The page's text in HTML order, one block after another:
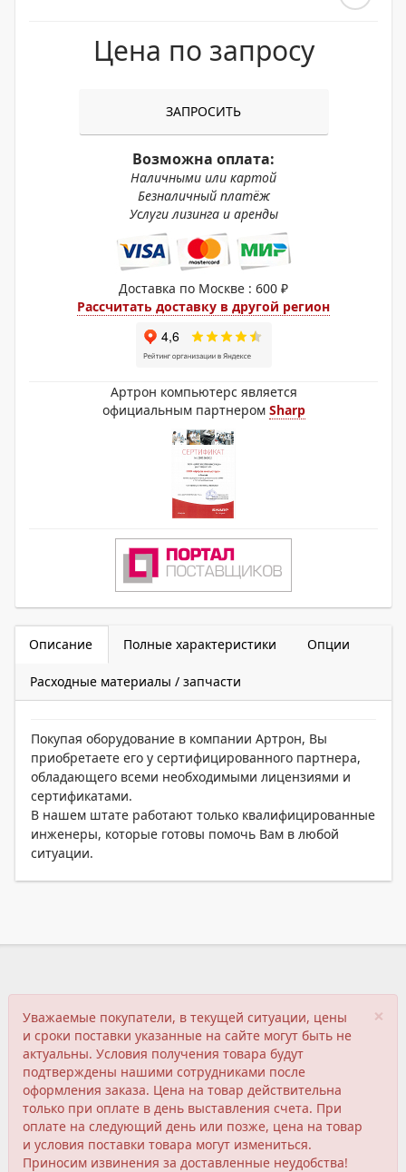
Цена по запросу
ЗАПРОСИТЬ
Возможна оплата:
Наличными или картой
Безналичный платёж
Услуги лизинга и аренды
Доставка по Москве : 600 ₽
Рассчитать доставку в другой регион
Артрон компьютерс является
официальным партнером Sharp
Описание Полные характеристики Опции
Расходные материалы / запчасти
Покупая оборудование в компании Артрон, Вы
приобретаете его у сертифицированного партнера,
обладающего всеми необходимыми лицензиями и
сертификатами.
В нашем штате работают только квалифицированные
инженеры, которые готовы помочь Вам в любой
ситуации.
×
Уважаемые покупатели, в текущей ситуации, цены
и сроки поставки указанные на сайте могут быть не
актуальны. Условия получения товара будут
подтверждены нашими сотрудниками после
оформления заказа. Цена на товар действительна
только при оплате в день выставления счета. При
оплате на следующий день или позже, цена на товар
и условия поставки товара могут измениться.
Приносим извинения за доставленные неудобства!